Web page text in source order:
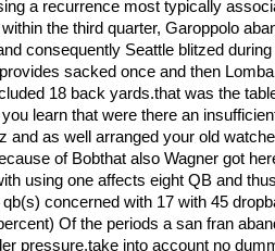
a recurrence most typically
the third quarter, Garoppolo
consequently Seattle blitzed
sacked once and then
18 back yards.that was the
learn that were there an
and as well arranged your old
of Bobthat also Wagner got
using one affects eight QB and
concerned with 17 with 45
Of the periods a san fran
pressure.take into account no